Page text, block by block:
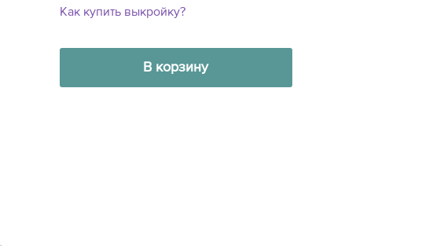
Как купить выкройку?
В корзину